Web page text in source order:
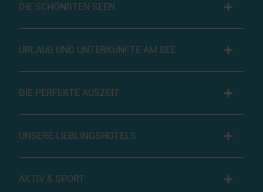
DIE SCHÖNSTEN SEEN
URLAUB UND UNTERKÜNFTE AM SEE
DIE PERFEKTE AUSZEIT
UNSERE LIEBLINGSHOTELS
AKTIV & SPORT